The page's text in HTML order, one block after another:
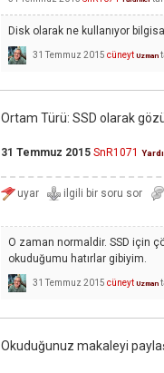
Disk olarak ne kullanıyor
31 Temmuz 2015 cüneyt Uzman
Ortam Türü: SSD olarak
31 Temmuz 2015 SnR1071
O zaman normaldir. SSD için
okuduğumu hatırlar gibiyim.
31 Temmuz 2015 cüneyt Uzman
Okuduğunuz makaleyi